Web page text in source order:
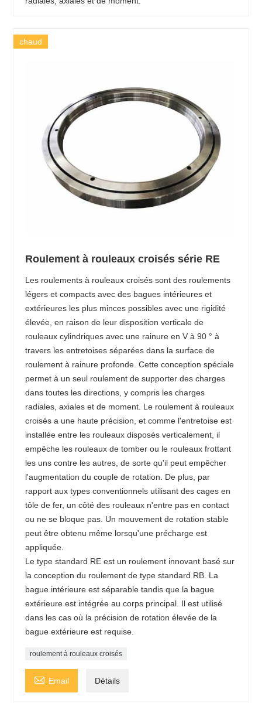
chaud
Roulement à rouleaux croisés série RE
Les roulements à rouleaux croisés sont des roulements
légers et compacts avec des bagues intérieures et
extérieures les plus minces possibles avec une rigidité
élevée, en raison de leur disposition verticale de
rouleaux cylindriques avec une rainure en V à 90 ° à
travers les entretoises séparées dans la surface de
roulement à rainure profonde. Cette conception spéciale
permet à un seul roulement de supporter des charges
dans toutes les directions, y compris les charges
radiales, axiales et de moment. Le roulement à rouleaux
croisés a une haute précision, et comme l'entretoise est
installée entre les rouleaux disposés verticalement, il
empêche les rouleaux de tomber ou le rouleaux frottant
les uns contre les autres, de sorte qu'il peut empêcher
l'augmentation du couple de rotation. De plus, par
rapport aux types conventionnels utilisant des cages en
tôle de fer, un côté des rouleaux n'entre pas en contact
ou ne se bloque pas. Un mouvement de rotation stable
peut être obtenu même lorsqu'une précharge est
appliquée.
Le type standard RE est un roulement innovant basé sur
la conception du roulement de type standard RB. La
bague intérieure est séparable tandis que la bague
extérieure est intégrée au corps principal. Il est utilisé
dans les cas où la précision de rotation élevée de la
bague extérieure est requise.
roulement à rouleaux croisés
 Email Détails